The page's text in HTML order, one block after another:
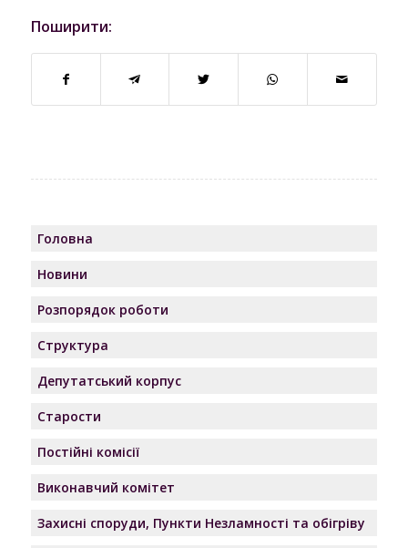
Поширити:
Головна
Новини
Розпорядок роботи
Структура
Депутатський корпус
Старости
Постійні комісії
Виконавчий комітет
Захисні споруди, Пункти Незламності та обігріву